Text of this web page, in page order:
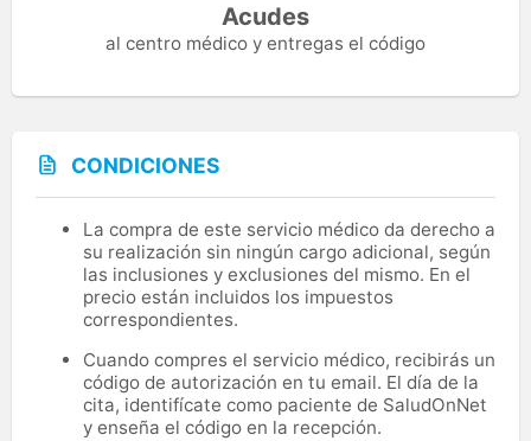
Acudes
al centro médico y entregas el código
CONDICIONES
La compra de este servicio médico da derecho a
su realización sin ningún cargo adicional, según
las inclusiones y exclusiones del mismo. En el
precio están incluidos los impuestos
correspondientes.
Cuando compres el servicio médico, recibirás un
código de autorización en tu email. El día de la
cita, identifícate como paciente de SaludOnNet
y enseña el código en la recepción.